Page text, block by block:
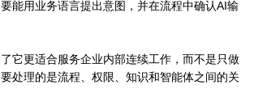
能用业务语言提出意图，并在流程中确认AI输
它更适合服务企业内部连续工作，而不是只做
处理的是流程、权限、知识和智能体之间的关